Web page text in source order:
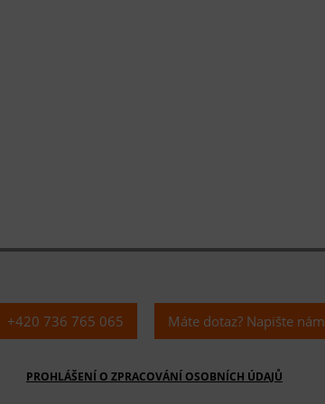
PROHLÁŠENÍ O ZPRACOVÁNÍ OSOBNÍCH ÚDAJŮ
+420 736 765 065 Máte dotaz? Napište nám